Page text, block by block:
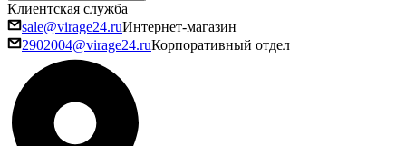
Клиентская служба
sale@virage24.ruИнтернет-магазин
2902004@virage24.ruКорпоративный отдел